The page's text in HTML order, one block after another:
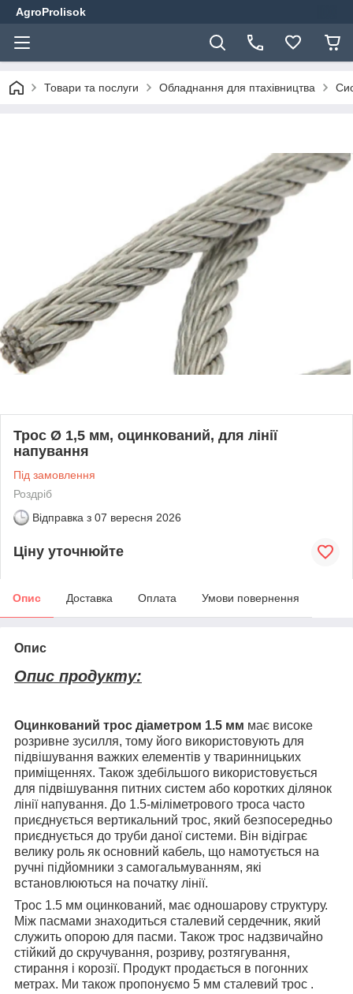
AgroProlisok
Товари та послуги Обладнання для птахівництва
Трос Ø 1,5 мм, оцинкований, для лінії
напування
Під замовлення
Роздріб
Відправка з 07 вересня 2026
Ціну уточнюйте
Опис Доставка Оплата Умови повернення
Опис
Опис продукту:
Оцинкований трос діаметром 1.5 мм має високе
розривне зусилля, тому його використовують для
підвішування важких елементів у тваринницьких
приміщеннях. Також здебільшого використовується
для підвішування питних систем або коротких ділянок
лінії напування. До 1.5-міліметрового троса часто
приєднується вертикальний трос, який безпосередньо
приєднується до труби даної системи. Він відіграє
велику роль як основний кабель, що намотується на
ручні підйомники з самогальмуванням, які
встановлюються на початку лінії.
Трос 1.5 мм оцинкований, має одношарову структуру.
Між пасмами знаходиться сталевий сердечник, який
служить опорою для пасми. Також трос надзвичайно
стійкий до скручування, розриву, розтягування,
стирання і корозії. Продукт продається в погонних
метрах. Ми також пропонуємо 5 мм сталевий трос .